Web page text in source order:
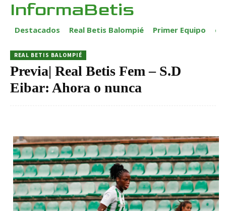
InformaBetis
Destacados Real Betis Balompié Primer Equipo
REAL BETIS BALOMPIÉ
Previa| Real Betis Fem – S.D
Eibar: Ahora o nunca